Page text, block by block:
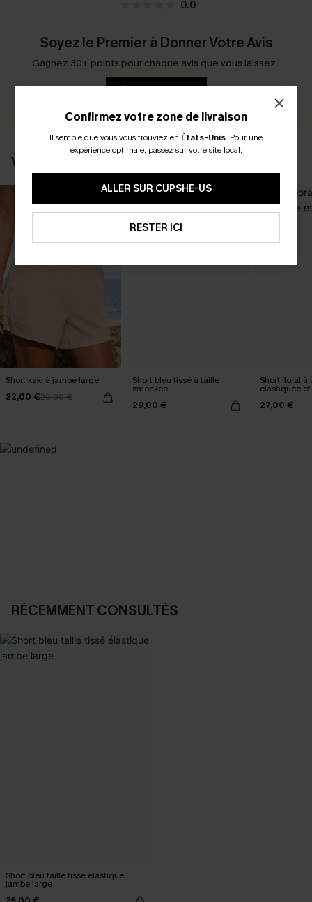
0.0
Soyez le Premier à Donner Votre Avis
Gagnez 30+ points pour chaque avis que vous laissez !
ÉCRIRE UN AVIS
VOUS AIMERIEZ AUSSI
Short kaki à jambe large
22,00 €26,00 €
Short bleu tissé à taille
smockée
29,00 €
Short floral à
élastiquée
27,00 €
RÉCEMMENT CONSULTÉS
Short bleu taille tissé élastique
jambe large
Confirmez votre zone de livraison
Il semble que vous vous trouviez en États-Unis. Pour une
expérience optimale, passez sur votre site local.
ALLER SUR CUPSHE-US
RESTER ICI